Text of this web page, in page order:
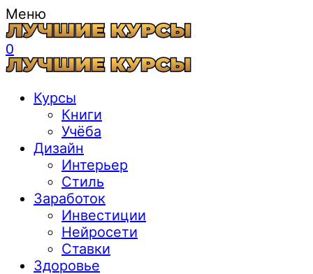
Меню
0
Курсы
Книги
Учёба
Дизайн
Интерьер
Стиль
Заработок
Инвестиции
Нейросети
Ставки
Здоровье